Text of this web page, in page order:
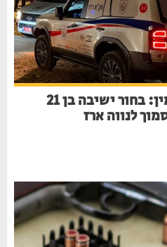
אסון בין הזמנים בבנימין: בחור ישיבה בן 21
לנווה ארז